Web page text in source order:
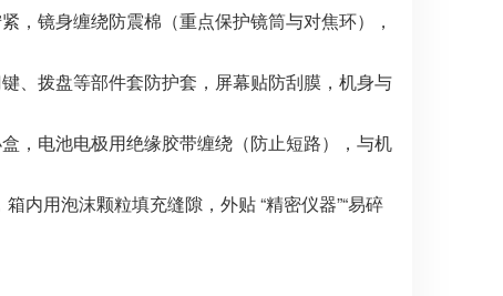
，镜身缠绕防震棉（重点保护镜筒与对焦环），
、拨盘等部件套防护套，屏幕贴防刮膜，机身与
，电池电极用绝缘胶带缠绕（防止短路），与机
内用泡沫颗粒填充缝隙，外贴 “精密仪器”“易碎